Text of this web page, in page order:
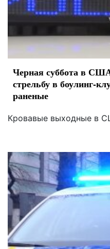
Черная суббота в
стрельбу в боулинг-
раненые
Кровавые выходные в